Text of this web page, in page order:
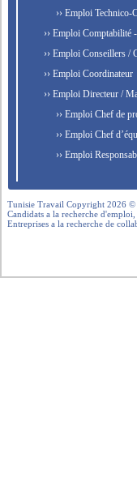
›› Emploi Technico-
›› Emploi Comptabilité
›› Emploi Conseillers /
›› Emploi Coordinateur
›› Emploi Directeur /
›› Emploi Chef de
›› Emploi Chef
›› Emploi
Tunisie Travail Copyright 2026
Candidats a la recherche
Entreprises a la recherche de